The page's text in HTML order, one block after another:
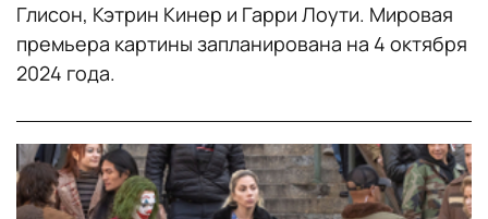
Глисон, Кэтрин Кинер и Гарри Лоути. Мировая
премьера картины запланирована на 4 октября
2024 года.